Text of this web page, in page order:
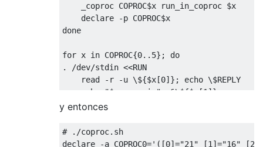
    _coproc COPROC$x run_in_coproc $x
    declare -p COPROC$x
done
for x in COPROC{0..5}; do
. /dev/stdin <<RUN
    read -r -u \${$x[0]}; echo \$REPLY
    echo "$x <- main" >&\${$x[1]}
    read -r -u \${$x[0]}; echo \$REPLY
y entonces
# ./coproc.sh
declare -a COPROC0='([0]="21" [1]="16"